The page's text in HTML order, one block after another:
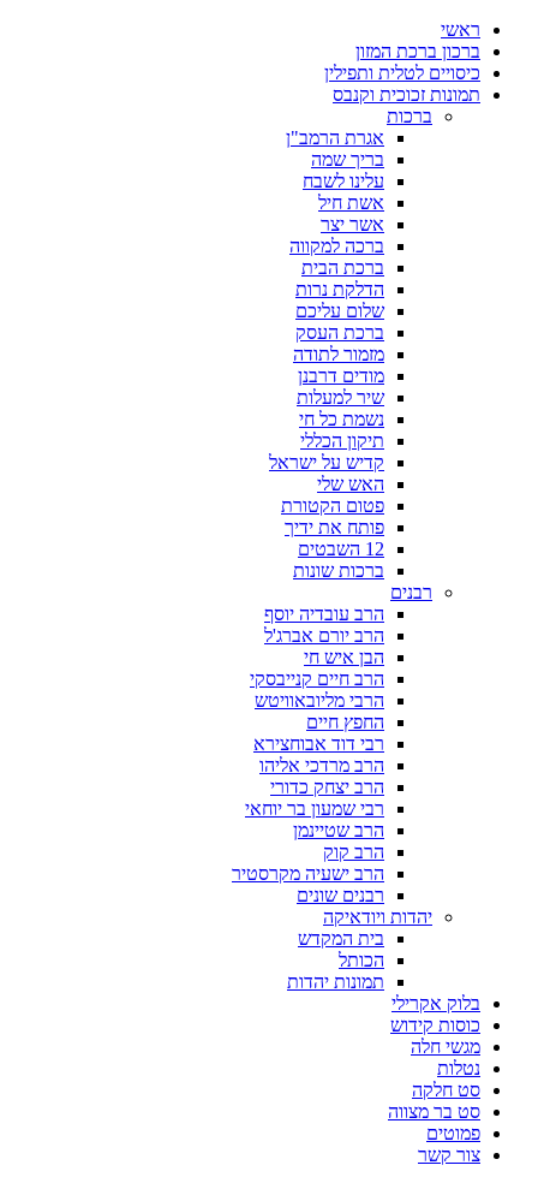
ראשי
ברכון ברכת המזון
כיסויים לטלית ותפילין
תמונות זכוכית וקנבס
ברכות
אגרת הרמב"ן
בריך שמה
עלינו לשבח
אשת חיל
אשר יצר
ברכה למקווה
ברכת הבית
הדלקת נרות
שלום עליכם
ברכת העסק
מזמור לתודה
מודים דרבנן
שיר למעלות
נשמת כל חי
תיקון הכללי
קדיש על ישראל
האש שלי
פטום הקטורת
פותח את ידיך
12 השבטים
ברכות שונות
רבנים
הרב עובדיה יוסף
הרב יורם אברג'ל
הבן איש חי
הרב חיים קנייבסקי
הרבי מליובאוויטש
החפץ חיים
רבי דוד אבוחצירא
הרב מרדכי אליהו
הרב יצחק כדורי
רבי שמעון בר יוחאי
הרב שטיינמן
הרב קוק
הרב ישעיה מקרסטיר
רבנים שונים
יהדות ויודאיקה
בית המקדש
הכותל
תמונות יהדות
בלוק אקרילי
כוסות קידוש
מגשי חלה
נטלות
סט חלקה
סט בר מצווה
פמוטים
צור קשר